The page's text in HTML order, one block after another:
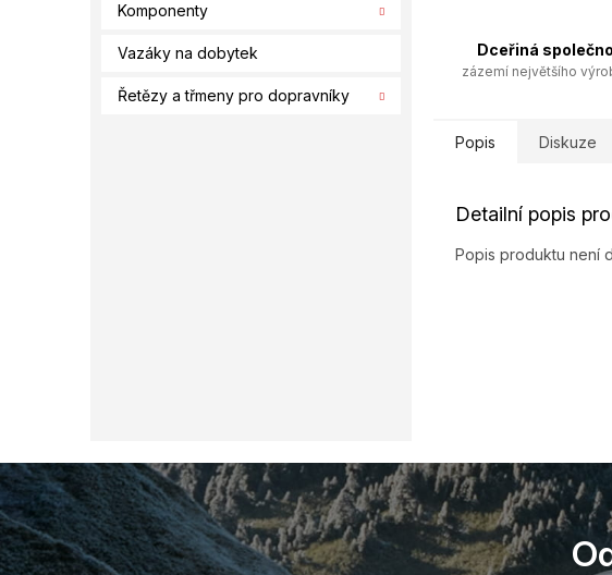
Komponenty
Vazáky na dobytek
Řetězy a třmeny pro dopravníky
Dceřiná
zázemí největšího
Popis Diskuze
Detailní popis
Popis produktu není
Z
á
p
a
t